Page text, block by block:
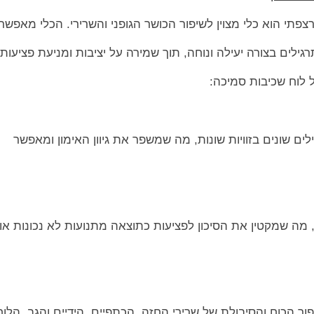
הוא כלי מצוין לשיפור הכושר הגופני והשרירי. הכלי
בצורה יעילה ונוחה, תוך שמירה על יציבות ומניעת
לוח שכיבות סמיכה:
שונים בזוויות שונות, מה שמשפר את גיוון האימון ומאפשר
מה שמקטין את הסיכון לפציעות כתוצאה מתנועות לא נכונות או